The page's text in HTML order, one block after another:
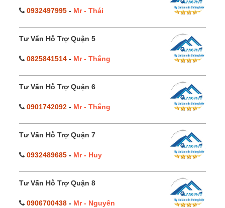
0932497995 - Mr - Thái
Tư Vấn Hỗ Trợ Quận 5
0825841514 - Mr - Thắng
Tư Vấn Hỗ Trợ Quận 6
0901742092 - Mr - Thắng
Tư Vấn Hỗ Trợ Quận 7
0932489685 - Mr - Huy
Tư Vấn Hỗ Trợ Quận 8
0906700438 - Mr - Nguyên